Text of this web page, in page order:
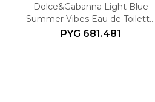
Dolce&Gabanna Light Blue
Summer Vibes Eau de Toilette
125ml Masculino
PYG 681.481